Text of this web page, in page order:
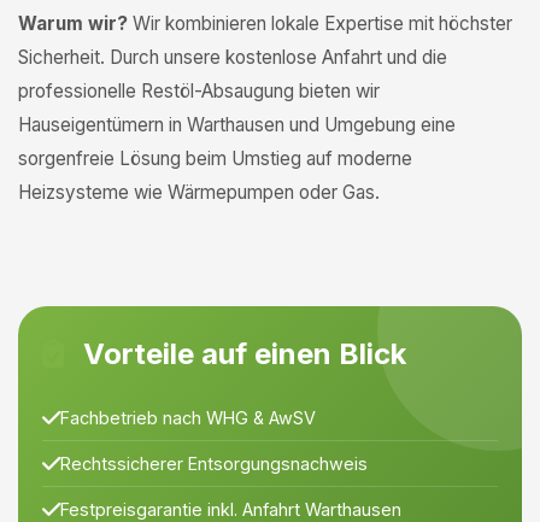
Warum wir? Wir kombinieren lokale Expertise mit höchster
Sicherheit. Durch unsere kostenlose Anfahrt und die
professionelle Restöl-Absaugung bieten wir
Hauseigentümern in Warthausen und Umgebung eine
sorgenfreie Lösung beim Umstieg auf moderne
Heizsysteme wie Wärmepumpen oder Gas.
Vorteile auf einen Blick
Fachbetrieb nach WHG & AwSV
Rechtssicherer Entsorgungsnachweis
Festpreisgarantie inkl. Anfahrt Warthausen